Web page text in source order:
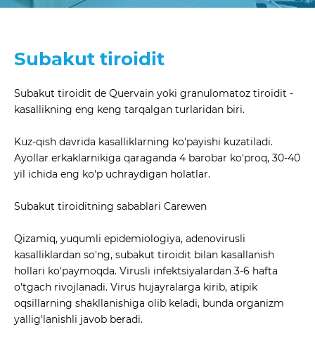
Subakut tiroidit
Subakut tiroidit de Quervain yoki granulomatoz tiroidit -
kasallikning eng keng tarqalgan turlaridan biri.
Kuz-qish davrida kasalliklarning ko'payishi kuzatiladi.
Ayollar erkaklarnikiga qaraganda 4 barobar ko'proq, 30-40
yil ichida eng ko'p uchraydigan holatlar.
Subakut tiroiditning sabablari Carewen
Qizamiq, yuqumli epidemiologiya, adenovirusli
kasalliklardan so'ng, subakut tiroidit bilan kasallanish
hollari ko'paymoqda. Virusli infektsiyalardan 3-6 hafta
o'tgach rivojlanadi. Virus hujayralarga kirib, atipik
oqsillarning shakllanishiga olib keladi, bunda organizm
yallig'lanishli javob beradi.